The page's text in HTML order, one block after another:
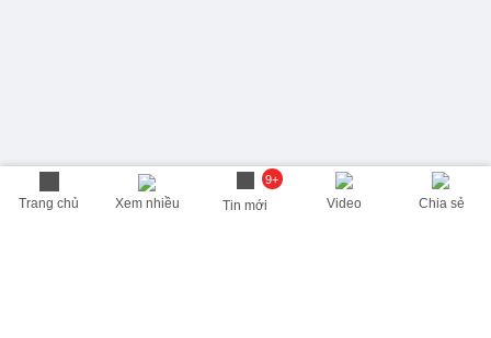
Trang chủ Xem nhiều
9+
Tin mới Video Chia sẻ